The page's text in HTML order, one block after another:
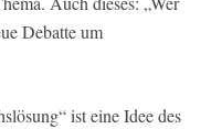
Debatte um
ist eine Idee des